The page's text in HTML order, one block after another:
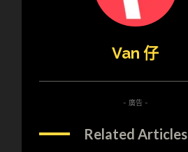
Van 仔
- 廣告 -
Related Articles